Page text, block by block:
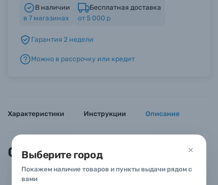
Выберите город
Покажем наличие товаров и пункты выдачи рядом с
вами
Уценённые товары
В наличии
в 7 магазинах
Бесплатная доставка
от 5 000 р
Гарантия 2 недели
Можно в рассрочку или кредит
Характеристики Инструкции Описание
Описание